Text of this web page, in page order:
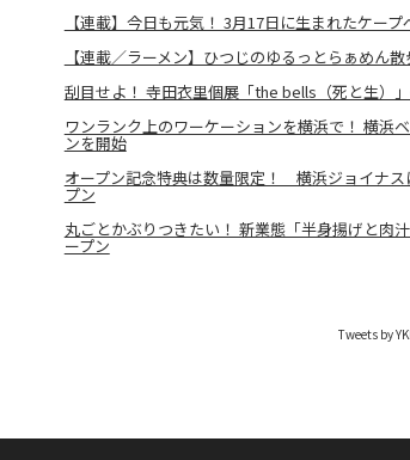
【連載】今日も元気！ 3月17日に生まれたケー
【連載／ラーメン】ひつじのゆるっとらぁめん
刮目せよ！ 寺田衣里個展「the bells（死と生）
ワンランク上のワーケーションを横浜で！ 横浜
ンを開始
オープン記念特典は数量限定！ 横浜ジョイナ
プン
丸ごとかぶりつきたい！ 新業態「半身揚げと肉
ープン
Tweets by